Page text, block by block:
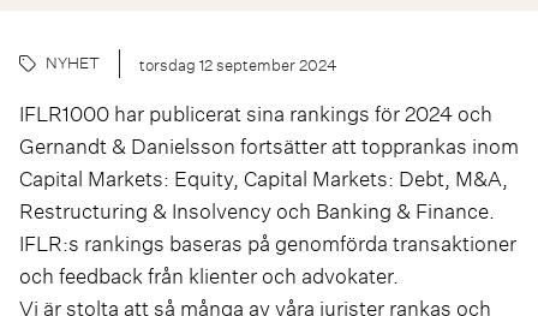
NYHET torsdag 12 september 2024
IFLR1000 har publicerat sina rankings för 2024 och
Gernandt & Danielsson fortsätter att topprankas inom
Capital Markets: Equity, Capital Markets: Debt, M&A,
Restructuring & Insolvency och Banking & Finance.
IFLR:s rankings baseras på genomförda transaktioner
och feedback från klienter och advokater.
Vi är stolta att så många av våra jurister rankas och